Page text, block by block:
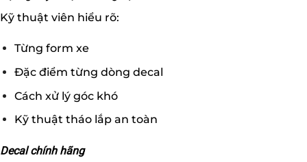
Kỹ thuật viên hiểu rõ:
Từng form xe
Đặc điểm từng dòng decal
Cách xử lý góc khó
Kỹ thuật tháo lắp an toàn
Decal chính hãng